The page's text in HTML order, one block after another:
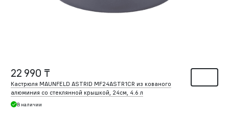
22 990 ₸
Кастрюля MAUNFELD ASTRID MF24ASTR1CR из кованого
алюминия со стеклянной крышкой, 24см, 4.6 л
В наличии